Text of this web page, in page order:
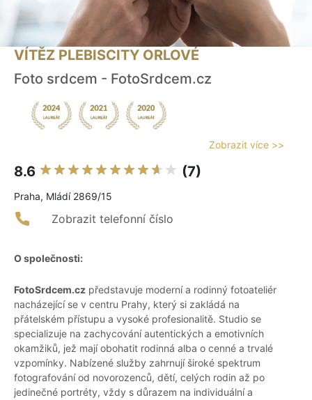
VÍTĚZ PLEBISCITY ORLOVÉ
Foto srdcem - FotoSrdcem.cz
Zobrazit více >>
8.6 (7)
Praha, Mládí 2869/15
Zobrazit telefonní číslo
O společnosti:
FotoSrdcem.cz představuje moderní a rodinný fotoateliér
nacházející se v centru Prahy, který si zakládá na
přátelském přístupu a vysoké profesionalitě. Studio se
specializuje na zachycování autentických a emotivních
okamžiků, jež mají obohatit rodinná alba o cenné a trvalé
vzpomínky. Nabízené služby zahrnují široké spektrum
fotografování od novorozenců, dětí, celých rodin až po
jedinečné portréty, vždy s důrazem na individuální a